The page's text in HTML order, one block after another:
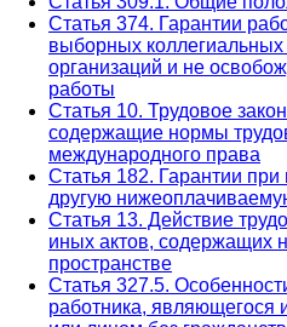
Статья 374. Гарантии
выборных
организаций и не
работы
Статья 10. Трудовое
содержащие нормы
международного права
Статья 182. Гарантии
другую
Статья 13. Действие
иных актов, содержащих
пространстве
Статья 327.5.
работника, являющегося